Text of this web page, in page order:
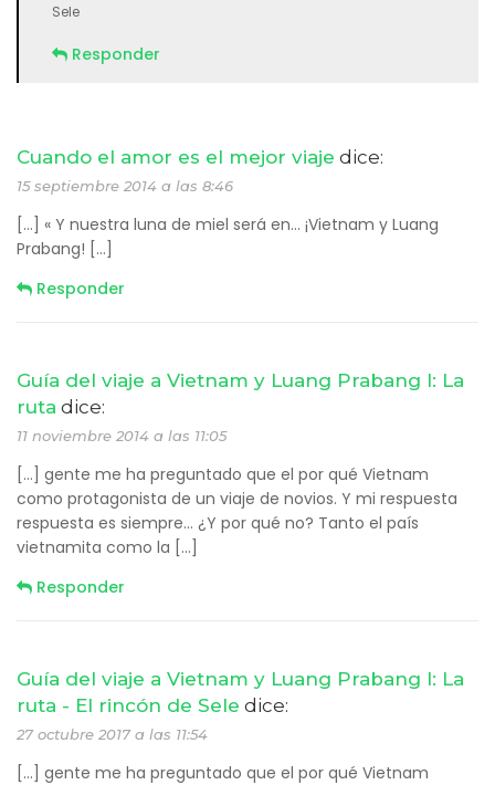
Sele
Responder
Cuando el amor es el mejor viaje dice:
15 septiembre 2014 a las 8:46
[…] « Y nuestra luna de miel será en… ¡Vietnam y Luang
Prabang! […]
Responder
Guía del viaje a Vietnam y Luang Prabang I: La
ruta dice:
11 noviembre 2014 a las 11:05
[…] gente me ha preguntado que el por qué Vietnam
como protagonista de un viaje de novios. Y mi respuesta
respuesta es siempre… ¿Y por qué no? Tanto el país
vietnamita como la […]
Responder
Guía del viaje a Vietnam y Luang Prabang I: La
ruta - El rincón de Sele dice:
27 octubre 2017 a las 11:54
[…] gente me ha preguntado que el por qué Vietnam